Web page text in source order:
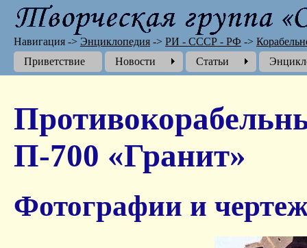
П-700 «Гранит»
Фотографии и
Навигация -> Энциклопедия -> РИ - СССР - РФ ->
Приветствие
Новости Cтатьи